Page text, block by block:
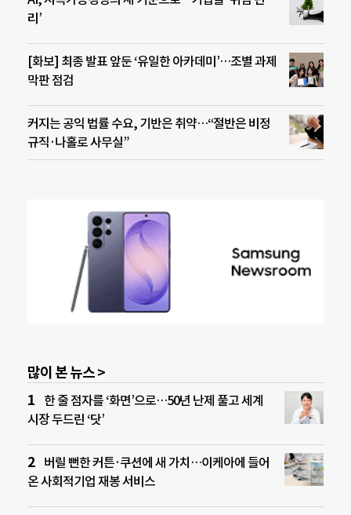
리’
[화보] 최종 발표 앞둔 ‘유일한 아카데미’…조별 과제
막판 점검
커지는 공익 법률 수요, 기반은 취약…“절반은 비정
규직·나홀로 사무실”
많이 본 뉴스 >
한 줄 점자를 ‘화면’으로…50년 난제 풀고 세계
시장 두드린 ‘닷’
버릴 뻔한 커튼·쿠션에 새 가치…이케아에 들어
온 사회적기업 재봉 서비스